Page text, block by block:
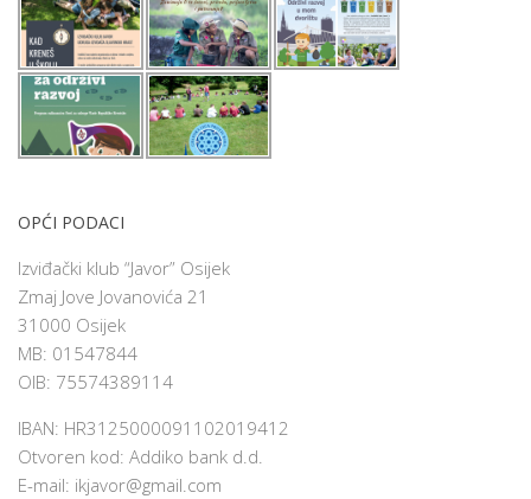
OPĆI PODACI
Izviđački klub “Javor” Osijek
Zmaj Jove Jovanovića 21
31000 Osijek
MB: 01547844
OIB: 75574389114
IBAN: HR3125000091102019412
Otvoren kod: Addiko bank d.d.
E-mail: ikjavor@gmail.com